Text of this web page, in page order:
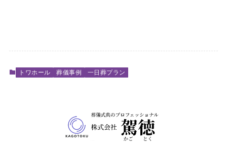
トワホール 葬儀事例 一日葬プラン